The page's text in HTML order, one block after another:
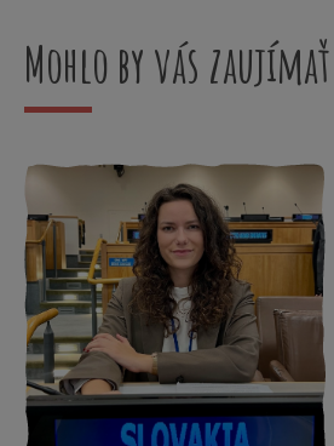
Mohlo by vás zaujímať